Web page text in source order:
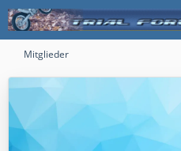
Mitglieder